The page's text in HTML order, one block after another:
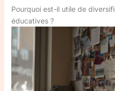
Pourquoi est-il utile de
éducatives ?